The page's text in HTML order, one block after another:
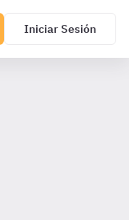
Iniciar Sesión